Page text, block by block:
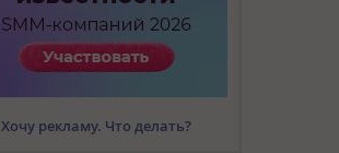
Хочу рекламу. Что делать?